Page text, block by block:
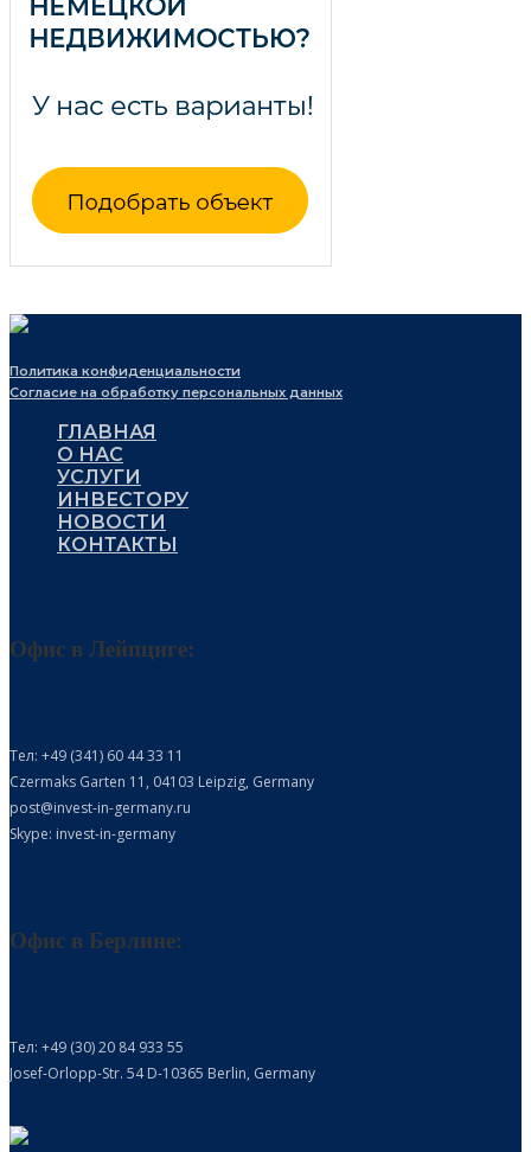
Политика конфиденциальности
Согласие на обработку персональных данных
ГЛАВНАЯ
О НАС
УСЛУГИ
ИНВЕСТОРУ
НОВОСТИ
КОНТАКТЫ
Офис в Лейпциге:
Тел: +49 (341) 60 44 33 11
Czermaks Garten 11, 04103 Leipzig, Germany
post@invest-in-germany.ru
Skype: invest-in-germany
Офис в Берлине:
Тел: +49 (30) 20 84 933 55
Josef-Orlopp-Str. 54 D-10365 Berlin, Germany